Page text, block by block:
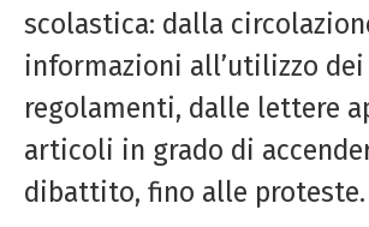
scolastica: dalla
informazioni all’utilizzo dei
regolamenti, dalle lettere
articoli in grado di
dibattito, fino alle proteste.